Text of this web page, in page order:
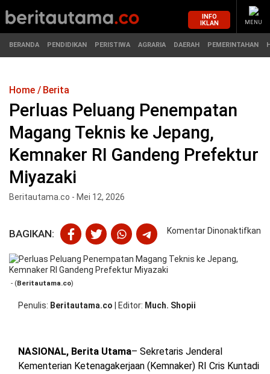
MASUK
BERANDA
PERISTIWA
PENDIDIKAN
HUKUM
REDAKSI
TENTANG
KERJASAMA
PEDOMAN
INFO
IKLAN
MENU
BERANDA PENDIDIKAN PERISTIWA AGRARIA DAERAH PEMERINTAHAN
Home Berita
Perluas Peluang Penempatan
Magang Teknis ke Jepang,
Kemnaker RI Gandeng Prefektur
Miyazaki
Beritautama.co - Mei 12, 2026
BAGIKAN: Komentar Dinonaktifkan
- (Beritautama.co)
Penulis Beritautama.co Editor Much. Shopii
NASIONAL, Berita Utama– Sekretaris Jenderal
Kementerian Ketenagakerjaan (Kemnaker) RI Cris Kuntadi